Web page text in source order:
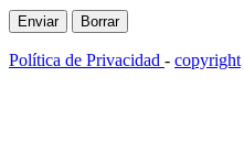
Política de Privacidad - copyright